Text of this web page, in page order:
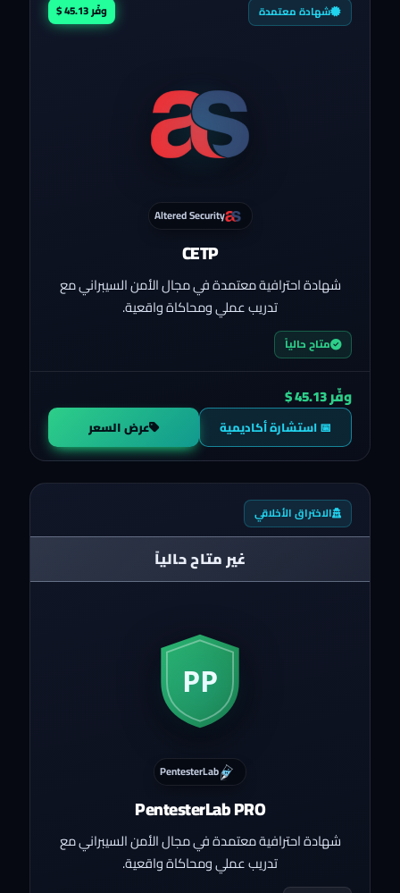
شهادة معتمدة وفّر 45.13 $
Altered Security
CETP
شهادة احترافية معتمدة في مجال الأمن السيبراني مع
تدريب عملي ومحاكاة واقعية.
متاح حالياً
وفّر 45.13 $
📅 استشارة أكاديمية عرض السعر
الاختراق الأخلاقي
غير متاح حالياً
PentesterLab
PentesterLab PRO
شهادة احترافية معتمدة في مجال الأمن السيبراني مع
تدريب عملي ومحاكاة واقعية.